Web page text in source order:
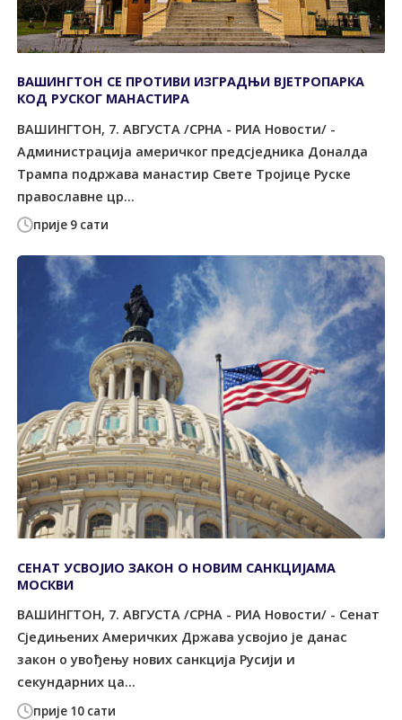
прије 9 сати
ВАШИНГТОН СЕ ПРОТИВИ ИЗГРАДЊИ ВЈЕТРОПАРКА
КОД РУСКОГ МАНАСТИРА
ВАШИНГТОН, 7. АВГУСТА /СРНА - РИА Новости/ -
Администрација америчког предсједника Доналда
Трампа подржава манастир Свете Тројице Руске
православне цр...
прије 10 сати
СЕНАТ УСВОЈИО ЗАКОН О НОВИМ САНКЦИЈАМА
МОСКВИ
ВАШИНГТОН, 7. АВГУСТА /СРНА - РИА Новости/ - Сенат
Сједињених Америчких Држава усвојио је данас
закон о увођењу нових санкција Русији и
секундарних ца...